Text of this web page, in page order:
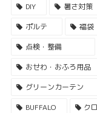
DIY
暑さ対策
ポルテ
福袋
点検・整備
おせわ・おふろ用品
グリーンカーテン
BUFFALO
ク